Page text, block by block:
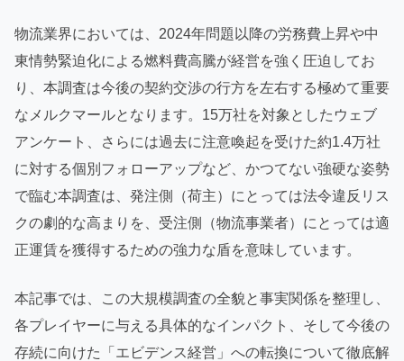
物流業界においては、2024年問題以降の労務費上昇や中
東情勢緊迫化による燃料費高騰が経営を強く圧迫してお
り、本調査は今後の契約交渉の行方を左右する極めて重要
なメルクマールとなります。15万社を対象としたウェブ
アンケート、さらには過去に注意喚起を受けた約1.4万社
に対する個別フォローアップなど、かつてない強硬な姿勢
で臨む本調査は、発注側（荷主）にとっては法令違反リス
クの劇的な高まりを、受注側（物流事業者）にとっては適
正運賃を獲得するための強力な盾を意味しています。
本記事では、この大規模調査の全貌と事実関係を整理し、
各プレイヤーに与える具体的なインパクト、そして今後の
存続に向けた「エビデンス経営」への転換について徹底解